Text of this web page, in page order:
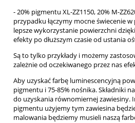
- 20% pigmentu XL-ZZ1150, 20% M-
przypadku łączymy mocne świecenie
lepsze wykorzystanie powierzchni
efekty po dłuższym czasie od ustania
Są to tylko przykłady i możemy
zależnie od oczekiwanego przez nas
Aby uzyskać farbę luminescencyjną
pigmentu i 75-85% nośnika. Składniki
do uzyskania równomiernej zawiesiny.
pigmentu użyjemy tym zawiesina
malowania będziemy musieli naszą